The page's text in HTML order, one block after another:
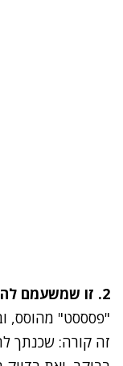
2. זו שמשעמם לה.
"פסססט" מהוסס,
זה קורה: שכנתך